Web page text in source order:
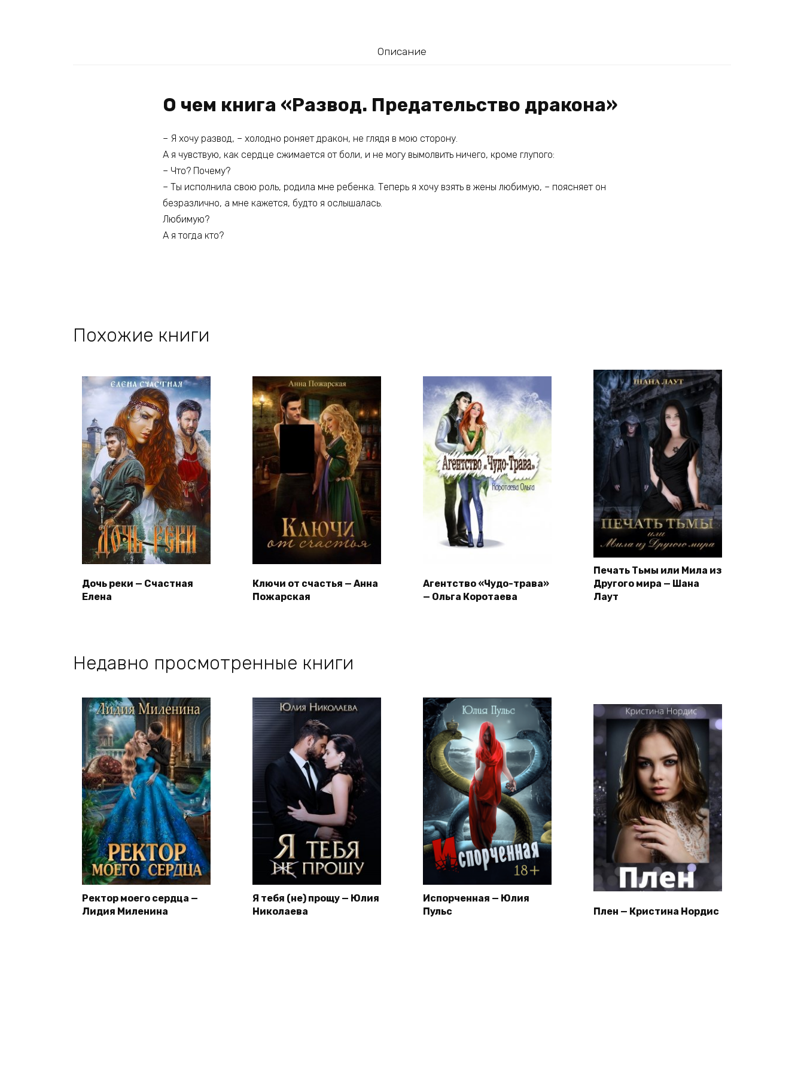
Описание
О чем книга «Развод. Предательство дракона»
– Я хочу развод, – холодно роняет дракон, не глядя в мою сторону.
А я чувствую, как сердце сжимается от боли, и не могу вымолвить ничего, кроме глупого:
– Что? Почему?
– Ты исполнила свою роль, родила мне ребенка. Теперь я хочу взять в жены любимую, – поясняет он
безразлично, а мне кажется, будто я ослышалась.
Любимую?
А я тогда кто?
Похожие книги
Дочь реки — Счастная
Елена
Ключи от счастья — Анна
Пожарская
Агентство «Чудо-трава»
— Ольга Коротаева
Печать Тьмы или Мила из
Другого мира — Шана
Лаут
Недавно просмотренные книги
Ректор моего сердца —
Лидия Миленина
Я тебя (не) прощу — Юлия
Николаева
Испорченная — Юлия
Пульс
Плен — Кристина Нордис